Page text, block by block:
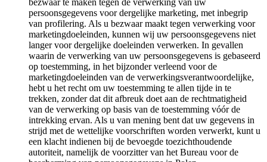
bezwaar te maken tegen de verwerking van uw
persoonsgegevens voor dergelijke marketing, met inbegrip
van profilering. Als u bezwaar maakt tegen verwerking voor
marketingdoeleinden, kunnen wij uw persoonsgegevens niet
langer voor dergelijke doeleinden verwerken. In gevallen
waarin de verwerking van uw persoonsgegevens is gebaseerd
op toestemming, in het bijzonder verleend voor de
marketingdoeleinden van de verwerkingsverantwoordelijke,
hebt u het recht om uw toestemming te allen tijde in te
trekken, zonder dat dit afbreuk doet aan de rechtmatigheid
van de verwerking op basis van de toestemming vóór de
intrekking ervan. Als u van mening bent dat uw gegevens in
strijd met de wettelijke voorschriften worden verwerkt, kunt u
een klacht indienen bij de bevoegde toezichthoudende
autoriteit, namelijk de voorzitter van het Bureau voor de